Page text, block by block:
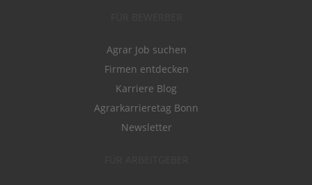
Agrar Job suchen
Firmen entdecken
Karriere Blog
Agrarkarrieretag Bonn
Newsletter